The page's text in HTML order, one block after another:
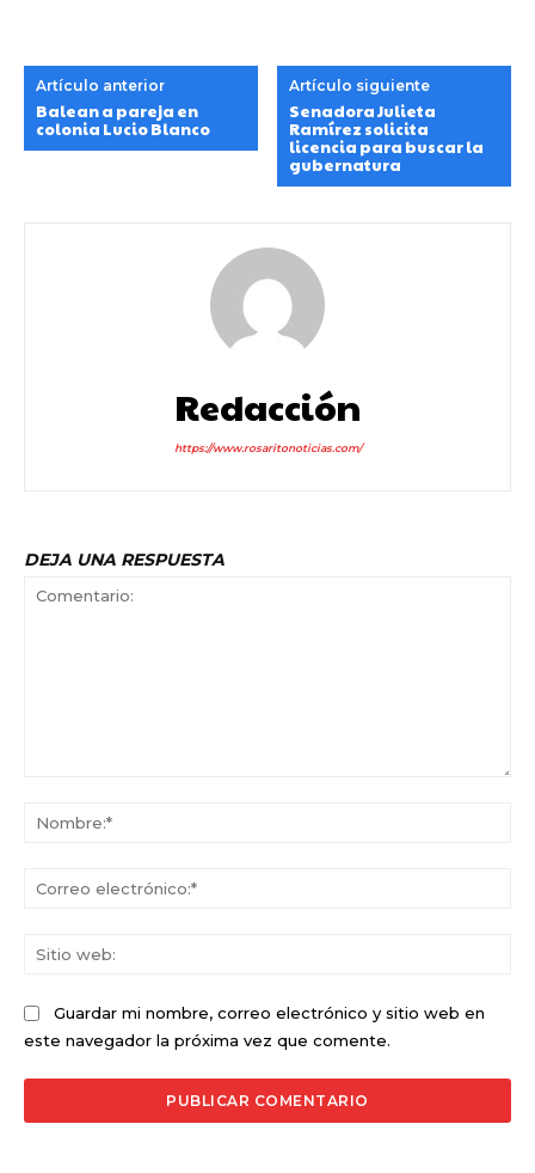
Artículo anterior
Balean a pareja en
colonia Lucio Blanco
Artículo siguiente
Senadora Julieta
Ramírez solicita
licencia para buscar la
gubernatura
Redacción
https://www.rosaritonoticias.com/
DEJA UNA RESPUESTA
Guardar mi nombre, correo electrónico y sitio web en
este navegador la próxima vez que comente.